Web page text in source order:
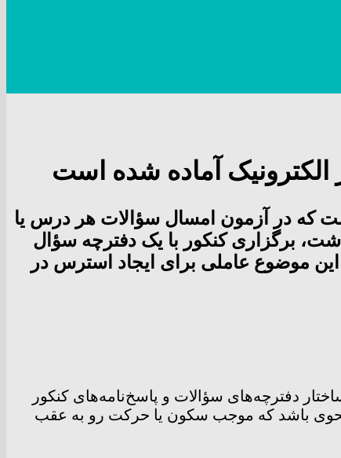
الکترونیک آماده شده است
۱۴۰۲گفت: یکی از تغییرات این است که در آزمون امسال سؤالات هر درس یا
برگزاری کنکور با یک دفترچه سؤال
موضوع عاملی برای ایجاد استرس در
اول کنکور ۱۴۰۲، با اشاره به ساختار دفترچه‌های سؤالات و پاسخ‌نامه‌های کنکور
نحوی باشد که موجب سکون یا حرکت رو به عقب